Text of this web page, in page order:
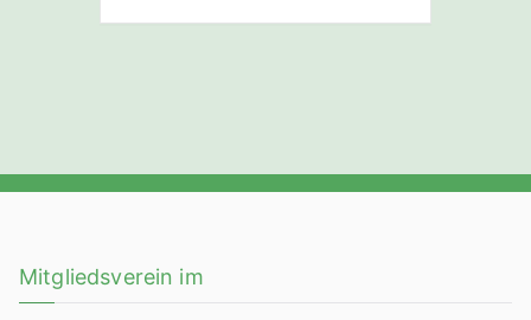
Mitgliedsverein im